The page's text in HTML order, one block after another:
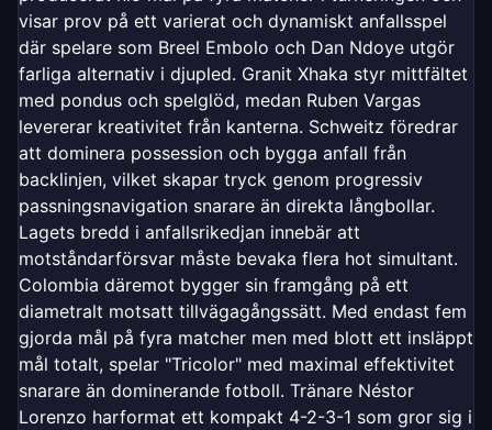
visar prov på ett varierat och dynamiskt anfallsspel
där spelare som Breel Embolo och Dan Ndoye utgör
farliga alternativ i djupled. Granit Xhaka styr mittfältet
med pondus och spelglöd, medan Ruben Vargas
levererar kreativitet från kanterna. Schweitz föredrar
att dominera possession och bygga anfall från
backlinjen, vilket skapar tryck genom progressiv
passningsnavigation snarare än direkta långbollar.
Lagets bredd i anfallsrikedjan innebär att
motståndarförsvar måste bevaka flera hot simultant.
Colombia däremot bygger sin framgång på ett
diametralt motsatt tillvägagångssätt. Med endast fem
gjorda mål på fyra matcher men med blott ett insläppt
mål totalt, spelar "Tricolor" med maximal effektivitet
snarare än dominerande fotboll. Tränare Néstor
Lorenzo harformat ett kompakt 4-2-3-1 som gror sig i